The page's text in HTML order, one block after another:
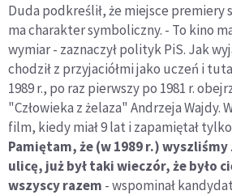
Duda podkreślił, że miejsce premiery
ma charakter symboliczny. - To kino
wymiar - zaznaczył polityk PiS. Jak
chodził z przyjaciółmi jako uczeń i
1989 r., po raz pierwszy po 1981 r.
"Człowieka z żelaza" Andrzeja Wajdy.
film, kiedy miał 9 lat i zapamiętał
Pamiętam, że (w 1989 r.)
ulicę, już był taki wieczór, że było
wszyscy razem - wspominał